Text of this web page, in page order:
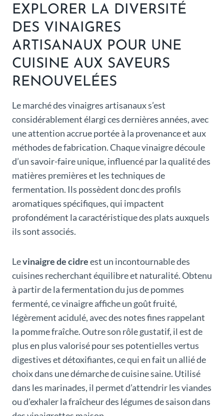
EXPLORER LA DIVERSITÉ
DES VINAIGRES
ARTISANAUX POUR UNE
CUISINE AUX SAVEURS
RENOUVELÉES
Le marché des vinaigres artisanaux s’est
considérablement élargi ces dernières années, avec
une attention accrue portée à la provenance et aux
méthodes de fabrication. Chaque vinaigre découle
d’un savoir-faire unique, influencé par la qualité des
matières premières et les techniques de
fermentation. Ils possèdent donc des profils
aromatiques spécifiques, qui impactent
profondément la caractéristique des plats auxquels
ils sont associés.
Levinaigre de cidreest un incontournable des
cuisines recherchant équilibre et naturalité. Obtenu
à partir de la fermentation du jus de pommes
fermenté, ce vinaigre affiche un goût fruité,
légèrement acidulé, avec des notes fines rappelant
la pomme fraîche. Outre son rôle gustatif, il est de
plus en plus valorisé pour ses potentielles vertus
digestives et détoxifiantes, ce qui en fait un allié de
choix dans une démarche de cuisine saine. Utilisé
dans les marinades, il permet d’attendrir les viandes
ou d’exhaler la fraîcheur des légumes de saison dans